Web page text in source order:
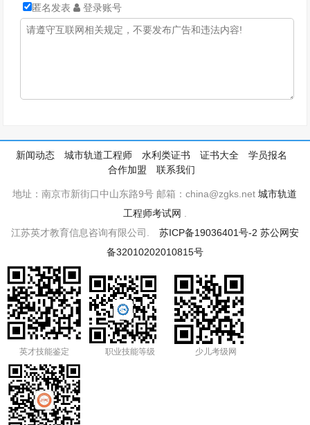
匿名发表 登录账号
新闻动态 城市轨道工程师 水利类证书 证书大全
学员报名
合作加盟
联系我们
地址：南京市新街口中山东路9号 邮箱：china@zgks.net城市轨道
工程师考试网
江苏英才教育信息咨询有限公司. 苏ICP备19036401号-2 苏公网安
备32010202010815号
英才技能鉴定 职业技能等级 少儿考级网